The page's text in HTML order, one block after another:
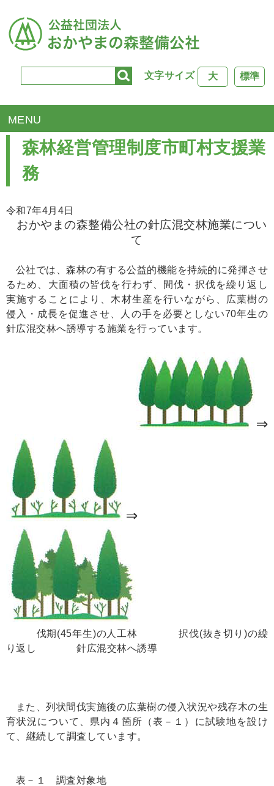
文字サイズ 標準
大
TOP>森林経営管理制度市町村支援業務
森林経営管理制度市町村支援業
務
令和7年4月4日
おかやまの森整備公社の針広混交林施業につい
て
公社では、森林の有する公益的機能を持続的に発揮させ
るため、大面積の皆伐を行わず、間伐・択伐を繰り返し
実施することにより、木材生産を行いながら、広葉樹の
侵入・成長を促進させ、人の手を必要としない70年生の
針広混交林へ誘導する施業を行っています。
⇒
⇒
伐期(45年生)の人工林 択伐(抜き切り)の繰
り返し 針広混交林へ誘導
また、列状間伐実施後の広葉樹の侵入状況や残存木の生
育状況について、県内４箇所（表－１）に試験地を設け
て、継続して調査しています。
表－１ 調査対象地